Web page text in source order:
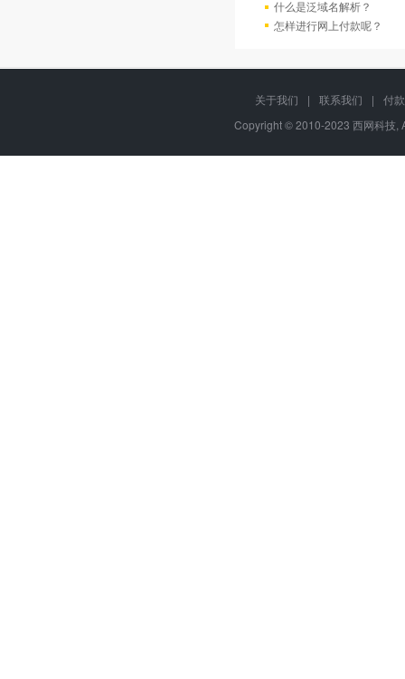
什么是泛域名解析？
怎样进行网上付款呢？
关于我们 | 联系我们 |
付
Copyright © 2010-2023 西网科技